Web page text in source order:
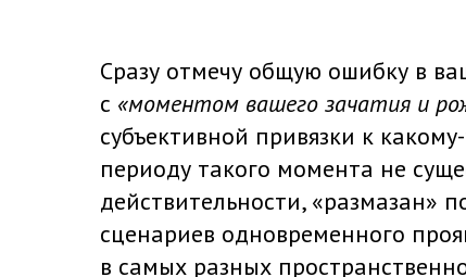
Сразу отмечу общую ошибку в
с «моментом вашего зачатия и
субъективной привязки к
периоду такого момента не
действительности, «размазан»
сценариев одновременного
в самых разных